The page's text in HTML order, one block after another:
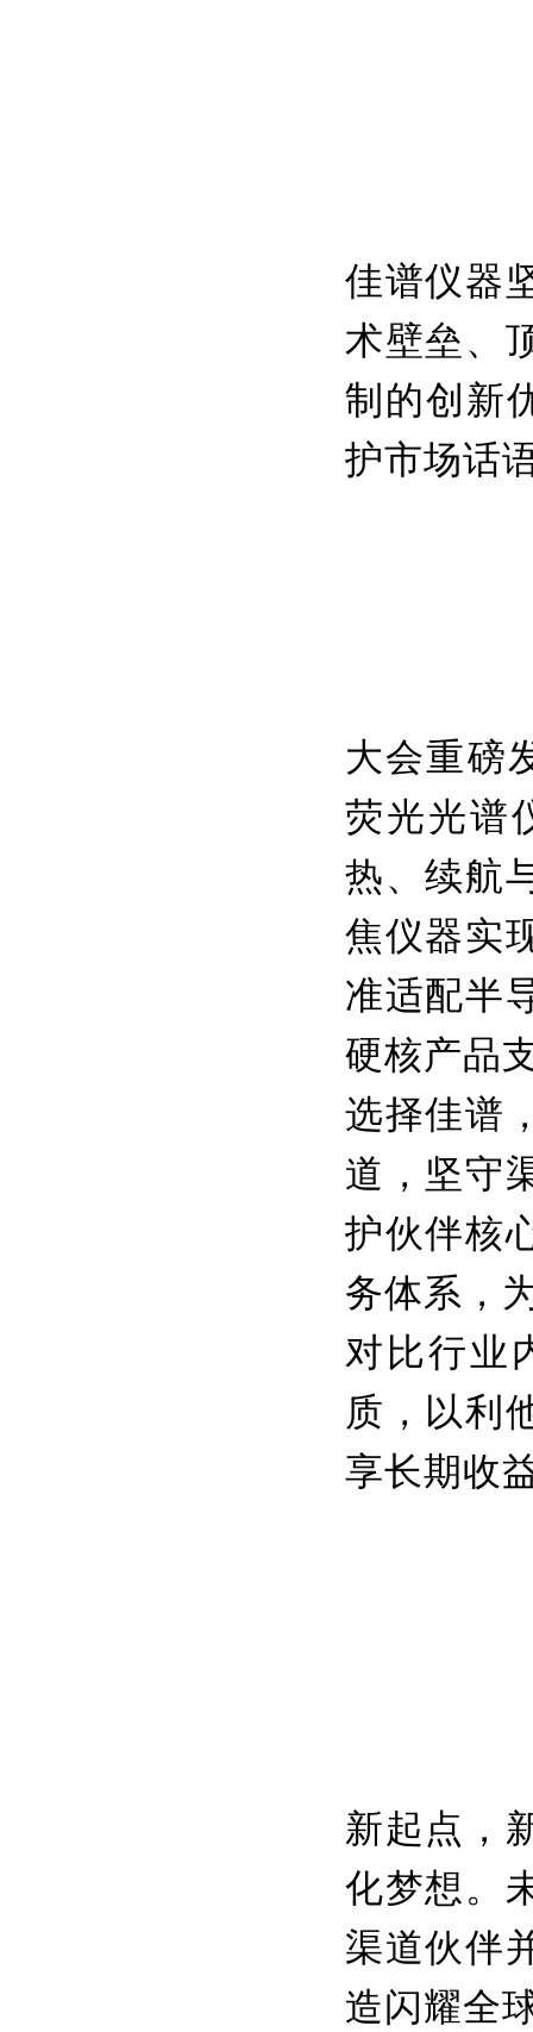
佳谱仪器
术壁垒、
制的创新
护市场话
大会重磅
荧光光谱
热、续航
焦仪器实
准适配半
硬核产品
选择佳谱
道，坚守
护伙伴核
务体系，
对比行业
质，以利
享长期收
新起点，
化梦想。
渠道伙伴
造闪耀全